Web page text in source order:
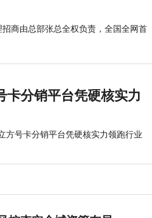
商由总部张总全权负责，全国全网首
卡分销平台凭硬核实力
方号卡分销平台凭硬核实力领跑行业